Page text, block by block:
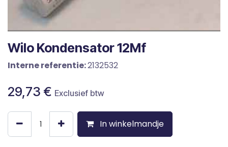
Wilo Kondensator 12Mf
Interne referentie:2132532
29,73 € Exclusief btw
In winkelmandje